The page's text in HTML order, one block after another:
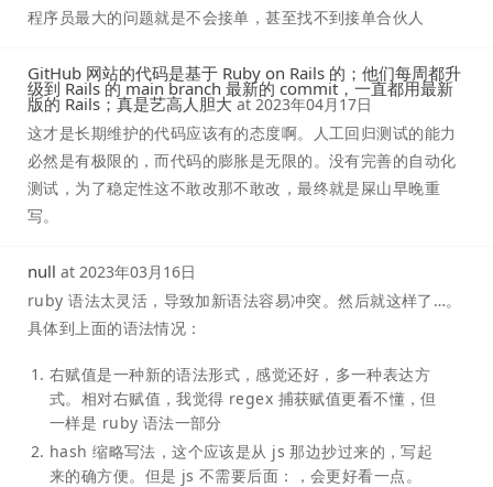
程序员最大的问题就是不会接单，甚至找不到接单合伙人
GitHub 网站的代码是基于 Ruby on Rails 的；他们每周都升
级到 Rails 的 main branch 最新的 commit，一直都用最新
版的 Rails；真是艺高人胆大 at2023年04月17日
这才是长期维护的代码应该有的态度啊。人工回归测试的能力
必然是有极限的，而代码的膨胀是无限的。没有完善的自动化
测试，为了稳定性这不敢改那不敢改，最终就是屎山早晚重
写。
null at 2023年03月16日
ruby 语法太灵活，导致加新语法容易冲突。然后就这样了…。
具体到上面的语法情况：
右赋值是一种新的语法形式，感觉还好，多一种表达方
式。相对右赋值，我觉得 regex 捕获赋值更看不懂，但
一样是 ruby 语法一部分
hash 缩略写法，这个应该是从 js 那边抄过来的，写起
来的确方便。但是 js 不需要后面：，会更好看一点。